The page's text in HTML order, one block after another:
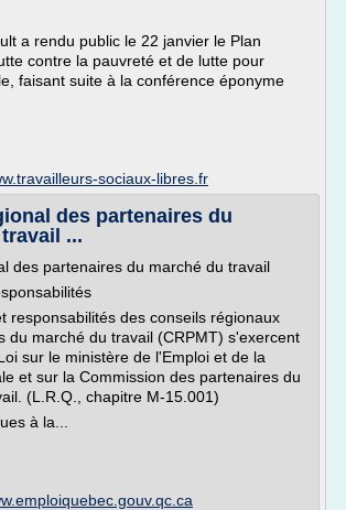
a rendu public le 22 janvier le Plan
contre la pauvreté et de lutte pour
faisant suite à la conférence éponyme
sociaux-libres.fr
des partenaires du
...
des partenaires du marché du travail
responsabilités des conseils régionaux
du marché du travail (CRPMT) s'exercent
sur le ministère de l'Emploi et de la
et sur la Commission des partenaires du
(L.R.Q., chapitre M-15.001)
à la...